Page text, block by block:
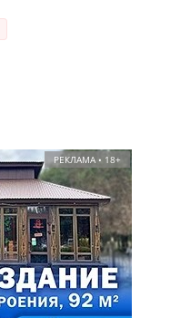
РЕКЛАМА • 18+